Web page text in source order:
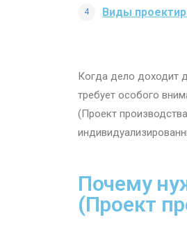
Виды
Когда дело доходит
требует особого
(Проект
Почему
(Проект